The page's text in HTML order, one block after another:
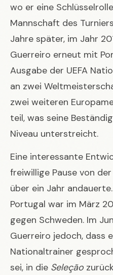
wo er eine
Mannschaft des
Jahre später, im Jahr
Guerreiro erneut mit
Ausgabe der UEFA
an zwei
zwei weiteren
teil, was seine
Niveau unterstreicht.
Eine interessante
freiwillige Pause von
über ein Jahr
Portugal war im März
gegen Schweden. Im
Guerreiro jedoch, dass
Nationaltrainer
sei, in die Seleção